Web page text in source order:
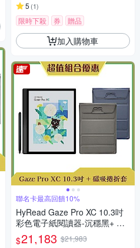
5 (1)
限時下殺 券 贈品
加入購物車
聯名卡最高回饋10%
HyRead Gaze Pro XC 10.3吋
彩色電子紙閱讀器-沉穩黑+ 磁
吸捲折套 (組合)
$21,183 $21,983